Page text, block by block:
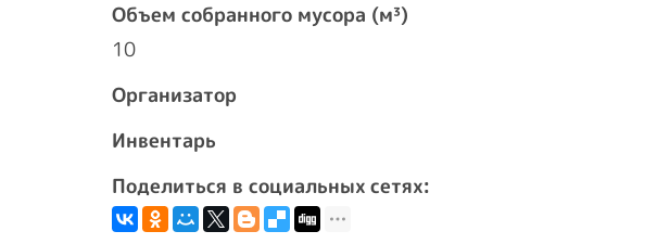
Объем собранного мусора (м³)
10
Организатор
Инвентарь
Поделиться в социальных сетях: